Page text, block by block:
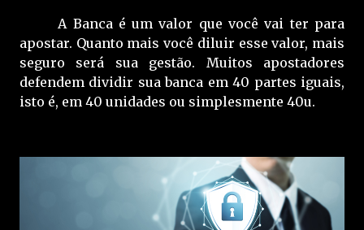
A Banca é um valor que você vai ter para
apostar. Quanto mais você diluir esse valor, mais
seguro será sua gestão. Muitos apostadores
defendem dividir sua banca em 40 partes iguais,
isto é, em 40 unidades ou simplesmente 40u.